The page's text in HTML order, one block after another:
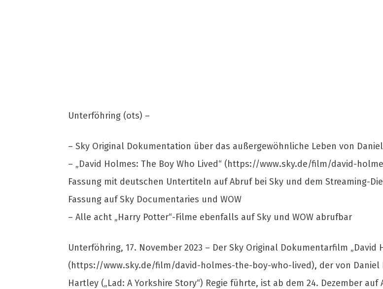
Unterföhring (ots) –
– Sky Original Dokumentation über das außergewöhnliche Leben von
– „David Holmes: The Boy Who Lived“ (https://www.sky.de/film/david-
Fassung mit deutschen Untertiteln auf Abruf bei Sky und dem Streaming-
Fassung auf Sky Documentaries und WOW
– Alle acht „Harry Potter“-Filme ebenfalls auf Sky und WOW abrufbar
Unterföhring, 17. November 2023 – Der Sky Original Dokumentarfilm „David
(https://www.sky.de/film/david-holmes-the-boy-who-lived), der von Daniel
Hartley („Lad: A Yorkshire Story“) Regie führte, ist ab dem 24. Dezember